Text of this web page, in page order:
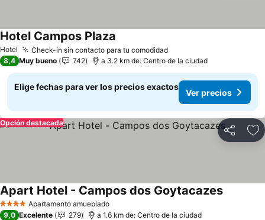
Hotel Check-in sin contacto para tu comodidadVer precios
Hotel Campos Plaza
8,4 Muy bueno 742 a 3.2 km de: Centro de la ciudad
Elige fechas para ver los precios exactos
Ver precios
Compartir
Opción destacada
4 EstrellasApartamento amueblado
Apart Hotel - Campos dos GoytacazesVer
9,0 Excelente 279 a 1.6 km de: Centro de la ciudad